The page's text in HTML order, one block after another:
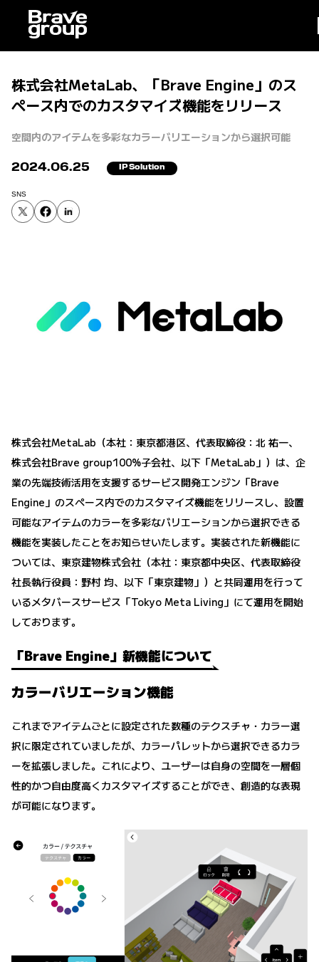
株式会社MetaLab、「Brave Engine」のス
ペース内でのカスタマイズ機能をリリース
空間内のアイテムを多彩なカラーバリエーションから選択可能
2024.06.25 IP Solution
SNS
株式会社MetaLab（本社：東京都港区、代表取締役：北 祐一、
株式会社Brave group100%子会社、以下「MetaLab」）は、企
業の先端技術活用を支援するサービス開発エンジン「Brave
Engine」のスペース内でのカスタマイズ機能をリリースし、設置
可能なアイテムのカラーを多彩なバリエーションから選択できる
機能を実装したことをお知らせいたします。実装された新機能に
ついては、東京建物株式会社（本社：東京都中央区、代表取締役
社長執行役員：野村 均、以下「東京建物」）と共同運用を行って
いるメタバースサービス「Tokyo Meta Living」にて運用を開始
しております。
「Brave Engine」新機能について
カラーバリエーション機能
これまでアイテムごとに設定された数種のテクスチャ・カラー選
択に限定されていましたが、カラーパレットから選択できるカラ
ーを拡張しました。これにより、ユーザーは自身の空間を一層個
性的かつ自由度高くカスタマイズすることができ、創造的な表現
が可能になります。